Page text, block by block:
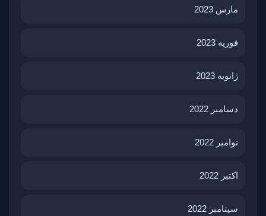
مارس 2023
فوریه 2023
ژانویه 2023
دسامبر 2022
نوامبر 2022
اکتبر 2022
سپتامبر 2022